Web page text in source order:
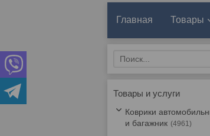
Главная Товары
Товары и услуги
Коврики
и багажник
4961